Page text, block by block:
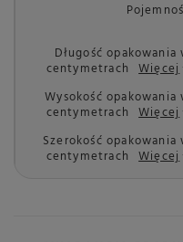
Długość opakowania
centymetrach Więcej
Wysokość opakowania
centymetrach Więcej
Szerokość opakowania
centymetrach Więcej